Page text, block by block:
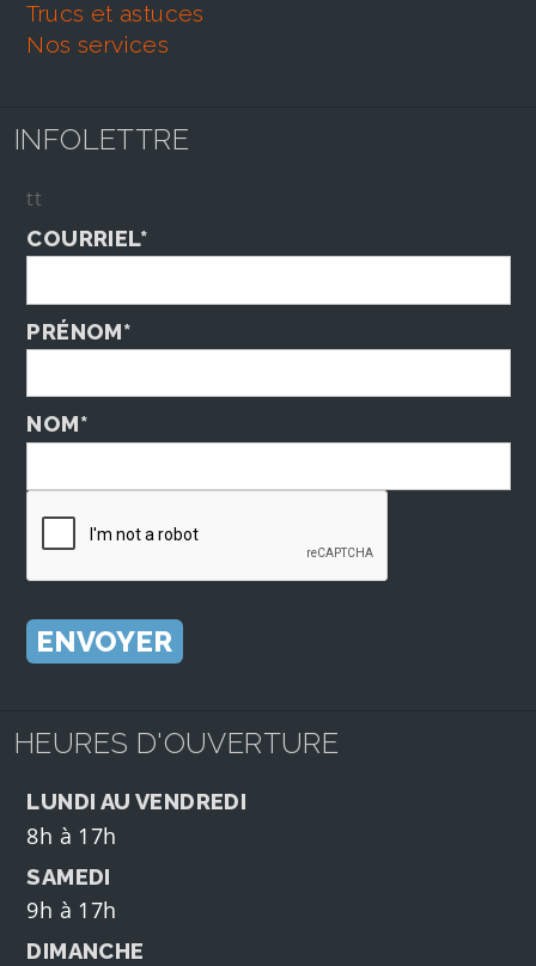
trucs et astuces
nos services
INFOLETTRE
tt
COURRIEL*
PRÉNOM*
NOM*
HEURES D'OUVERTURE
LUNDI AU VENDREDI
8h à 17h
SAMEDI
9h à 17h
DIMANCHE